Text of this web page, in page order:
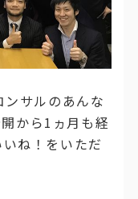
サルのあんな
から1ヵ月も経
ね！をいただ